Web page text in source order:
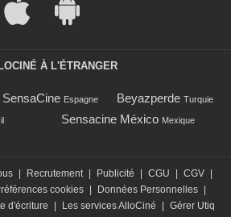
À L'ÉTRANGER
SensaCine Espagne Beyazperde Turquie
Sensacine México Mexique
Recrutement Publicité CGU CGV
cookies Données Personnelles
d'écriture Les services AlloCiné
Gérer Utiq